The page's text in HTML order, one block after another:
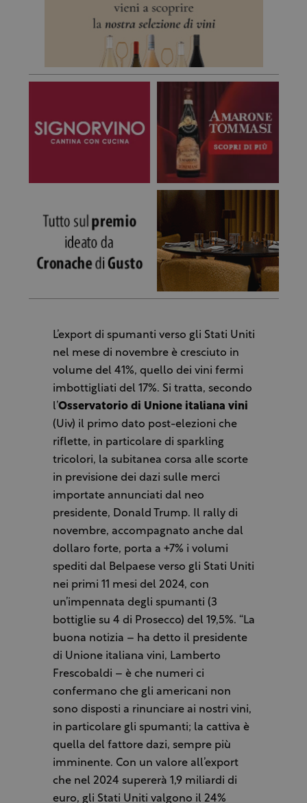
L’export di spumanti verso gli Stati Uniti
nel mese di novembre è cresciuto in
volume del 41%, quello dei vini fermi
imbottigliati del 17%. Si tratta, secondo
l’Osservatorio di Unione italiana vini
(Uiv) il primo dato post-elezioni che
riflette, in particolare di sparkling
tricolori, la subitanea corsa alle scorte
in previsione dei dazi sulle merci
importate annunciati dal neo
presidente, Donald Trump. Il rally di
novembre, accompagnato anche dal
dollaro forte, porta a +7% i volumi
spediti dal Belpaese verso gli Stati Uniti
nei primi 11 mesi del 2024, con
un’impennata degli spumanti (3
bottiglie su 4 di Prosecco) del 19,5%. “La
buona notizia – ha detto il presidente
di Unione italiana vini, Lamberto
Frescobaldi – è che numeri ci
confermano che gli americani non
sono disposti a rinunciare ai nostri vini,
in particolare gli spumanti; la cattiva è
quella del fattore dazi, sempre più
imminente. Con un valore all’export
che nel 2024 supererà 1,9 miliardi di
euro, gli Stati Uniti valgono il 24%